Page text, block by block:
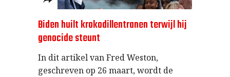
Biden huilt krokodillentranen terwijl hij
genocide steunt
In dit artikel van Fred Weston,
geschreven op 26 maart, wordt de